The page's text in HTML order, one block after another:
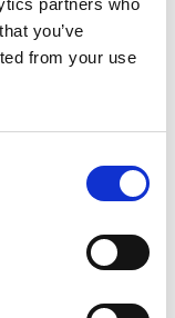
partners who
you’ve
from your use
lilla pärlan.
med
som bjuder in till
till